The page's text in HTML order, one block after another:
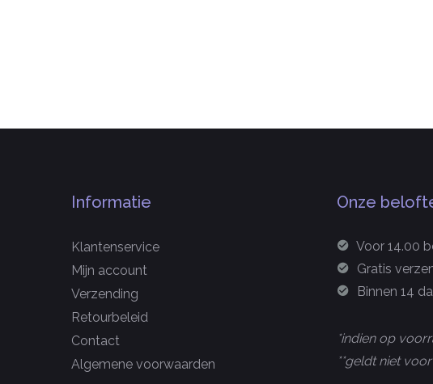
Informatie
Klantenservice
Mijn account
Verzending
Retourbeleid
Contact
Algemene voorwaarden
Onze
Voor 14.00
Gratis
Binnen 14
*indien op
**geldt niet